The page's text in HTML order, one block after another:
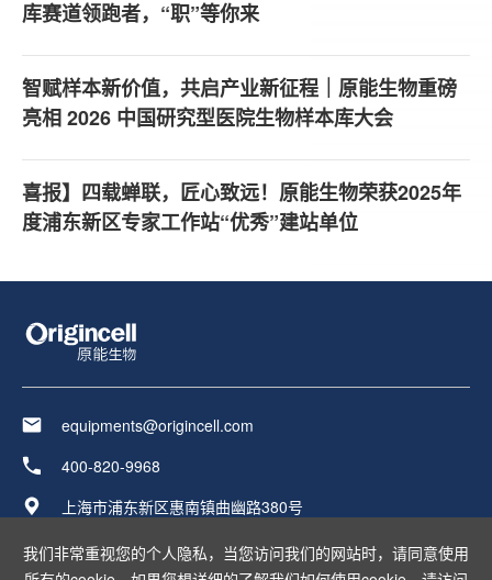
我们非常重视您的个人隐私，当您访问我们的网站时，请同意使用
库赛道领跑者，“职”等你来
智赋样本新价值，共启产业新征程｜原能生物重磅
亮相 2026 中国研究型医院生物样本库大会
喜报】四载蝉联，匠心致远！原能生物荣获2025年
度浦东新区专家工作站“优秀”建站单位
equipments@origincell.com
400-820-9968
上海市浦东新区惠南镇曲幽路380号
友情链接：